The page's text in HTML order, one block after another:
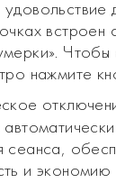
встроен
Чтобы
нажмите
сеанса,
и экономию